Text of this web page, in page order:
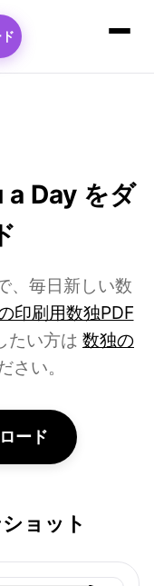
Day をダ
、毎日新しい数
印刷用数独PDF
たい方は 数独の
さい。
ード
ョット